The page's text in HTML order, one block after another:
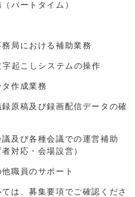
パートタイム）
務局における補助業務
システムの操作
業務
び録画配信データの確
種会議での運営補助
対応・会場設営）
のサポート
は、募集要項でご確認くださ